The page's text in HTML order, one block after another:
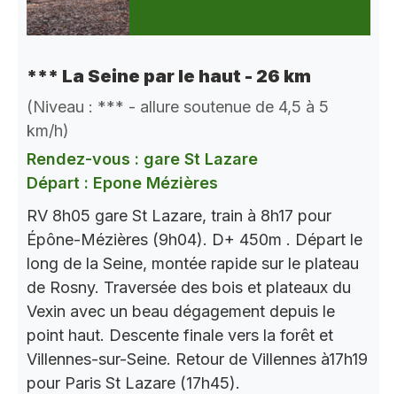
*** La Seine par le haut - 26 km
(Niveau : *** - allure soutenue de 4,5 à 5
km/h)
Rendez-vous : gare St Lazare
Départ : Epone Mézières
RV 8h05 gare St Lazare, train à 8h17 pour
Épône-Mézières (9h04). D+ 450m . Départ le
long de la Seine, montée rapide sur le plateau
de Rosny. Traversée des bois et plateaux du
Vexin avec un beau dégagement depuis le
point haut. Descente finale vers la forêt et
Villennes-sur-Seine. Retour de Villennes à17h19
pour Paris St Lazare (17h45).